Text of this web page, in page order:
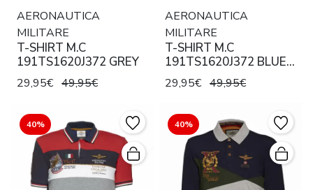
AERONAUTICA
MILITARE
T-SHIRT M.C
191TS1620J372 GREY
29,95€ 49,95€
AERONAUTICA
MILITARE
T-SHIRT M.C
191TS1620J372 BLUE
NAVY
29,95€ 49,95€
40% 40%